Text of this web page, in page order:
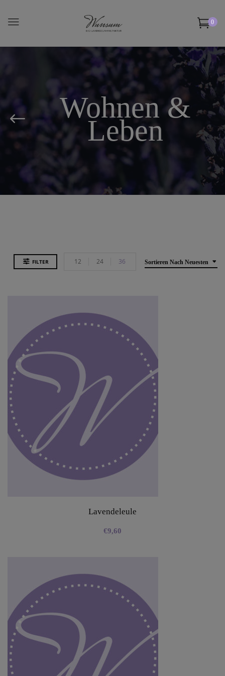
0
Wohnen &
Leben
FILTER Sortieren Nach Neuesten
12 24 36
Lavendeleule
€9,60